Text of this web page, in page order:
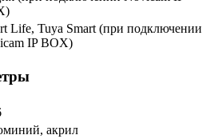
Life, Tuya Smart (при подключении
IP BOX)
акрил